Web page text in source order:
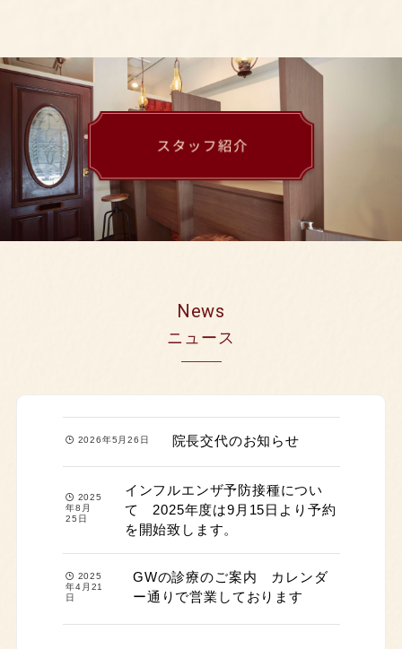
News
ニュース
2026年5月26日 院長交代のお知らせ
2025
年8月
25日
インフルエンザ予防接種につい
て 2025年度は9月15日より予約
を開始致します。
2025
年4月21
日
GWの診療のご案内 カレンダ
ー通りで営業しております